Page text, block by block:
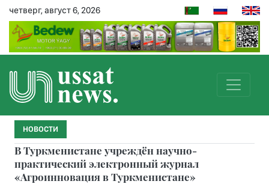
четверг, август 6, 2026
НОВОСТИ
В Туркменистане учреждён научно-
практический электронный журнал
«Агроинновация в Туркменистане»